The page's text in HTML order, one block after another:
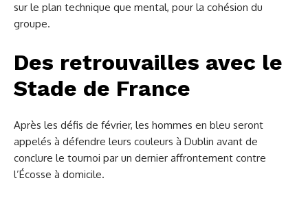
sur le plan technique que mental, pour la cohésion du
groupe.
Des retrouvailles avec le
Stade de France
Après les défis de février, les hommes en bleu seront
appelés à défendre leurs couleurs à Dublin avant de
conclure le tournoi par un dernier affrontement contre
l’Écosse à domicile.